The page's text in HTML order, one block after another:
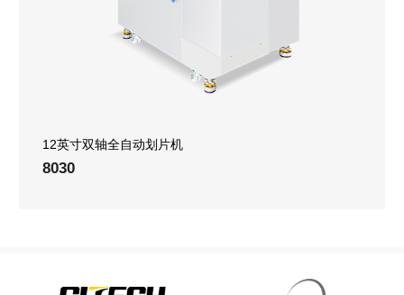
12英寸双轴全自动划片机
8030